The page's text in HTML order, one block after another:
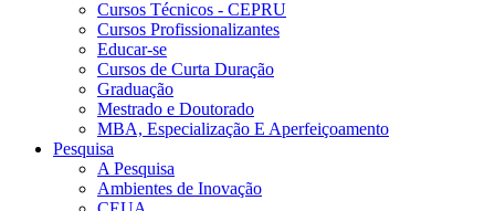
Cursos Técnicos - CEPRU
Cursos Profissionalizantes
Educar-se
Cursos de Curta Duração
Graduação
Mestrado e Doutorado
MBA, Especialização E Aperfeiçoamento
Pesquisa
A Pesquisa
Ambientes de Inovação